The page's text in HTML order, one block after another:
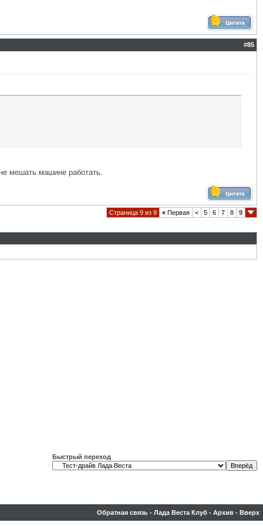
#85
мешать машине работать.
Страница 9 из 9 « Первая < 5 6 7 8 9
Быстрый переход
Обратная связь - Лада Веста Клуб - Архив - Вверх